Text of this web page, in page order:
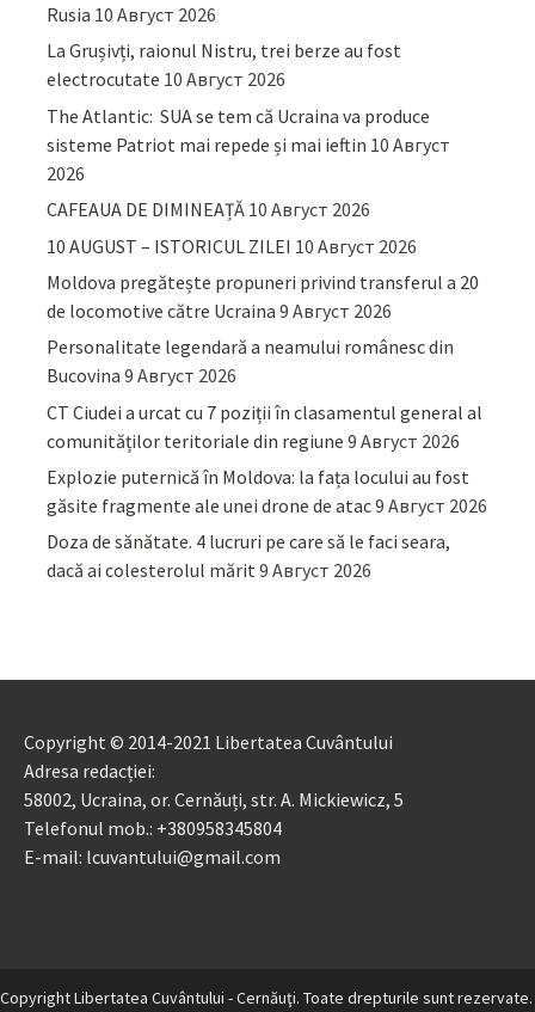
Rusia 10 Август 2026
La Grușivți, raionul Nistru, trei berze au fost
electrocutate 10 Август 2026
The Atlantic: SUA se tem că Ucraina va produce
sisteme Patriot mai repede și mai ieftin 10 Август
2026
CAFEAUA DE DIMINEAȚĂ 10 Август 2026
10 AUGUST – ISTORICUL ZILEI 10 Август 2026
Moldova pregătește propuneri privind transferul a 20
de locomotive către Ucraina 9 Август 2026
Personalitate legendară a neamului românesc din
Bucovina 9 Август 2026
CT Ciudei a urcat cu 7 poziții în clasamentul general al
comunităților teritoriale din regiune 9 Август 2026
Explozie puternică în Moldova: la fața locului au fost
găsite fragmente ale unei drone de atac9 Август 2026
Doza de sănătate. 4 lucruri pe care să le faci seara,
dacă ai colesterolul mărit9 Август 2026
Copyright © 2014-2021 Libertatea Cuvântului
Adresa redacției:
58002, Ucraina, or. Cernăuți, str. A. Mickiewicz, 5
Telefonul mob.: +380958345804
E-mail: lcuvantului@gmail.com
Copyright Libertatea Cuvântului - Cernăuţi. Toate drepturile sunt rezervate.